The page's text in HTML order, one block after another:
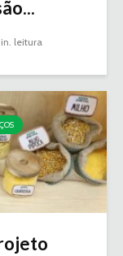
leitura